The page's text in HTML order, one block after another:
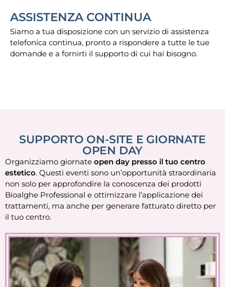
ASSISTENZA CONTINUA
Siamo a tua disposizione con un servizio di assistenza
telefonica continua, pronto a rispondere a tutte le tue
domande e a fornirti il supporto di cui hai bisogno.
SUPPORTO ON-SITE E GIORNATE
OPEN DAY
Organizziamo giornate open day presso il tuo centro
estetico. Questi eventi sono un’opportunità straordinaria
non solo per approfondire la conoscenza dei prodotti
Bioalghe Professional e ottimizzare l’applicazione dei
trattamenti, ma anche per generare fatturato diretto per
il tuo centro.